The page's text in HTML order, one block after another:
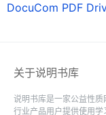
DocuCom PDF
关于说明书库
说明书库是一家公益性
行业产品用户提供使用学